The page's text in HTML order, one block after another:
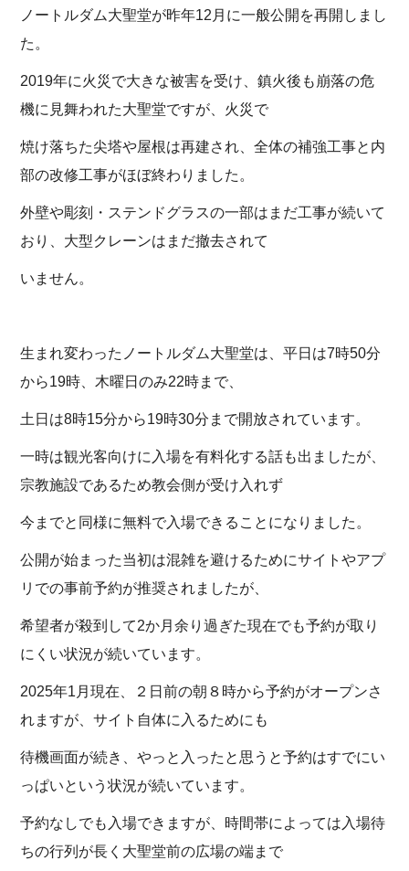
ノートルダム大聖堂が昨年12月に一般公開を再開しまし
た。
2019年に火災で大きな被害を受け、鎮火後も崩落の危
機に見舞われた大聖堂ですが、火災で
焼け落ちた尖塔や屋根は再建され、全体の補強工事と内
部の改修工事がほぼ終わりました。
外壁や彫刻・ステンドグラスの一部はまだ工事が続いて
おり、大型クレーンはまだ撤去されて
いません。
生まれ変わったノートルダム大聖堂は、平日は7時50分
から19時、木曜日のみ22時まで、
土日は8時15分から19時30分まで開放されています。
一時は観光客向けに入場を有料化する話も出ましたが、
宗教施設であるため教会側が受け入れず
今までと同様に無料で入場できることになりました。
公開が始まった当初は混雑を避けるためにサイトやアプ
リでの事前予約が推奨されましたが、
希望者が殺到して2か月余り過ぎた現在でも予約が取り
にくい状況が続いています。
2025年1月現在、２日前の朝８時から予約がオープンさ
れますが、サイト自体に入るためにも
待機画面が続き、やっと入ったと思うと予約はすでにい
っぱいという状況が続いています。
予約なしでも入場できますが、時間帯によっては入場待
ちの行列が長く大聖堂前の広場の端まで